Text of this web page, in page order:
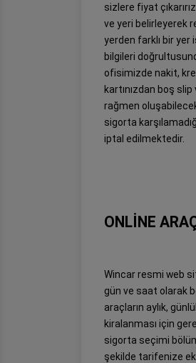
sizlere fiyat
ve yeri belirleyerek
yerden farklı bir yer
bilgileri
ofisimizde nakit,
kartınızdan boş
rağmen oluşabilecek
sigorta
iptal edilmektedir.
ONLİNE
Wincar resmi web
gün ve saat olarak
araçların aylık,
kiralanması için
sigorta seçimi
şekilde tarifenize